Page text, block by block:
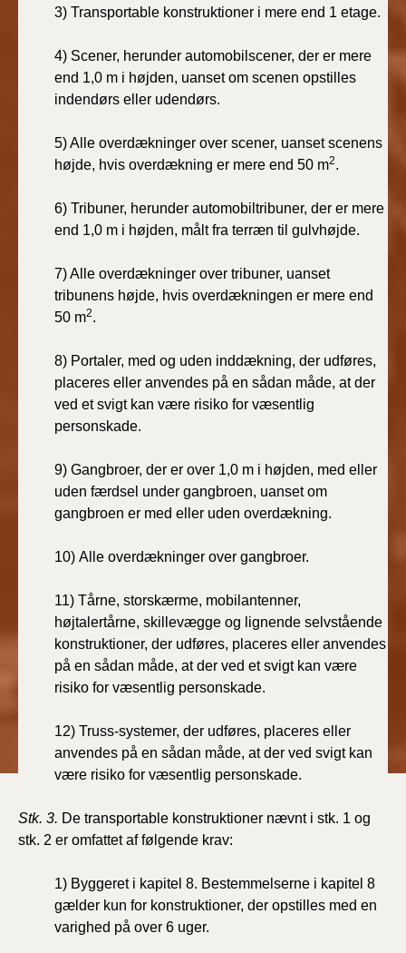
3) Transportable konstruktioner i mere end 1 etage.
4) Scener, herunder automobilscener, der er mere
end 1,0 m i højden, uanset om scenen opstilles
indendørs eller udendørs.
5) Alle overdækninger over scener, uanset scenens
højde, hvis overdækning er mere end 50 m2.
6) Tribuner, herunder automobiltribuner, der er mere
end 1,0 m i højden, målt fra terræn til gulvhøjde.
7) Alle overdækninger over tribuner, uanset
tribunens højde, hvis overdækningen er mere end
50 m2.
8) Portaler, med og uden inddækning, der udføres,
placeres eller anvendes på en sådan måde, at der
ved et svigt kan være risiko for væsentlig
personskade.
9) Gangbroer, der er over 1,0 m i højden, med eller
uden færdsel under gangbroen, uanset om
gangbroen er med eller uden overdækning.
10) Alle overdækninger over gangbroer.
11) Tårne, storskærme, mobilantenner,
højtalertårne, skillevægge og lignende selvstående
konstruktioner, der udføres, placeres eller anvendes
på en sådan måde, at der ved et svigt kan være
risiko for væsentlig personskade.
12) Truss-systemer, der udføres, placeres eller
anvendes på en sådan måde, at der ved svigt kan
være risiko for væsentlig personskade.
Stk. 3. De transportable konstruktioner nævnt i stk. 1 og
stk. 2 er omfattet af følgende krav:
1) Byggeret i kapitel 8. Bestemmelserne i kapitel 8
gælder kun for konstruktioner, der opstilles med en
varighed på over 6 uger.